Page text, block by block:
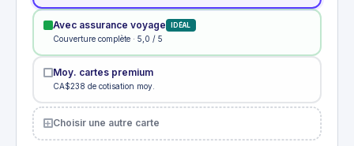
Avec assurance voyage IDÉAL
Couverture complète · 5,0 / 5
Moy. cartes premium
CA$238 de cotisation moy.
Choisir une autre carte